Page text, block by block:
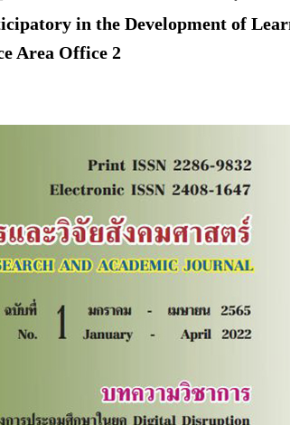
in the Development of
Area Office 2